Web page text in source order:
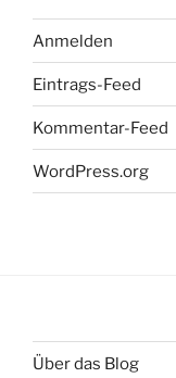
Anmelden
Eintrags-Feed
Kommentar-Feed
WordPress.org
Über das Blog